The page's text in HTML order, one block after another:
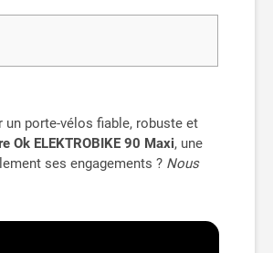
porte-vélos fiable, robuste et
Ok ELEKTROBIKE 90 Maxi, une
ses engagements ? Nous